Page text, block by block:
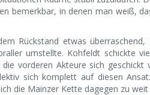
bemerkbar, in denen man weiß,
Rückstand etwas
umstellte. Kohfeldt schickte
vorderen Akteure sich geschickt
sich komplett auf diesen
die Mainzer Kette dagegen zu weit